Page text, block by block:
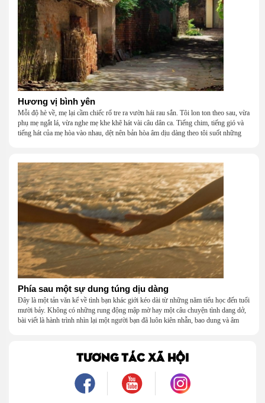
Hương vị bình yên
Mỗi độ hè về, mẹ lại cầm chiếc rổ tre ra vườn hái rau sắn. Tôi lon ton theo sau, vừa
phụ mẹ ngắt lá, vừa nghe mẹ khe khẽ hát vài câu dân ca. Tiếng chim, tiếng gió và
tiếng hát của mẹ hòa vào nhau, dệt nên bản hòa âm dịu dàng theo tôi suốt những
Phía sau một sự dung túng dịu dàng
Đây là một tản văn kể về tình bạn khác giới kéo dài từ những năm tiểu học đến tuổi
mười bảy. Không có những rung động mập mờ hay một câu chuyện tình dang dở,
bài viết là hành trình nhìn lại một người bạn đã luôn kiên nhẫn, bao dung và âm
là một mối tình, mà là một người luôn cho tôi quyền được là chính mình.
TƯƠNG TÁC XÃ HỘI